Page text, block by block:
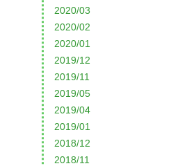
2020/03
2020/02
2020/01
2019/12
2019/11
2019/05
2019/04
2019/01
2018/12
2018/11